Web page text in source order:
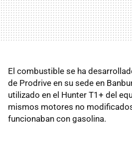
El combustible se ha
de Prodrive en su sede en
utilizado en el Hunter T1+ del
mismos motores no
funcionaban con gasolina.